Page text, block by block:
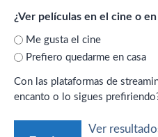
¿Ver películas en el cine o en
Me gusta el cine
Prefiero quedarme en casa
Con las plataformas de streaming, ¿ha perdido el
encanto o lo sigues
Ver